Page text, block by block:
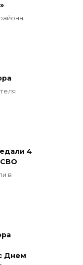
4
СВО
в
Днем